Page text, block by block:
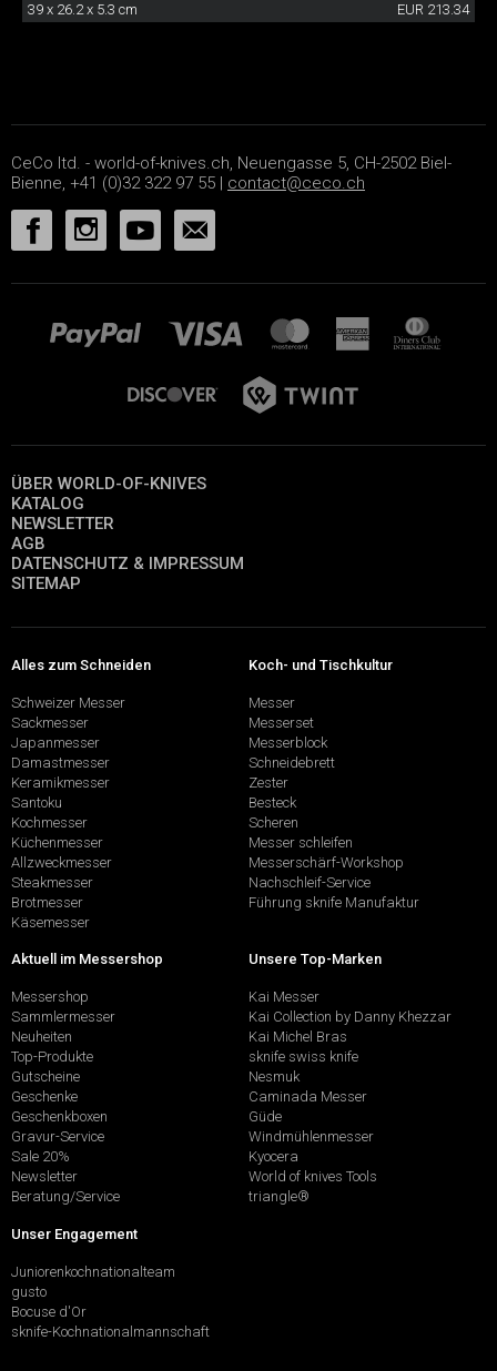
39 x 26.2 x 5.3 cm EUR 213.34
CeCo ltd. - world-of-knives.ch, Neuengasse 5, CH-2502 Biel-
Bienne, +41 (0)32 322 97 55 | contact@ceco.ch
ÜBER WORLD-OF-KNIVES
KATALOG
NEWSLETTER
AGB
DATENSCHUTZ & IMPRESSUM
SITEMAP
Alles zum Schneiden
Schweizer Messer
Sackmesser
Japanmesser
Damastmesser
Keramikmesser
Santoku
Kochmesser
Küchenmesser
Allzweckmesser
Steakmesser
Brotmesser
Käsemesser
Koch- und Tischkultur
Messer
Messerset
Messerblock
Schneidebrett
Zester
Besteck
Scheren
Messer schleifen
Messerschärf-Workshop
Nachschleif-Service
Führung sknife Manufaktur
Aktuell im Messershop
Messershop
Sammlermesser
Neuheiten
Top-Produkte
Gutscheine
Geschenke
Geschenkboxen
Gravur-Service
Sale 20%
Newsletter
Beratung/Service
Unsere Top-Marken
Kai Messer
Kai Collection by Danny Khezzar
Kai Michel Bras
sknife swiss knife
Nesmuk
Caminada Messer
Güde
Windmühlenmesser
Kyocera
World of knives Tools
triangle®
Unser Engagement
Juniorenkochnationalteam
gusto
Bocuse d'Or
sknife-Kochnationalmannschaft